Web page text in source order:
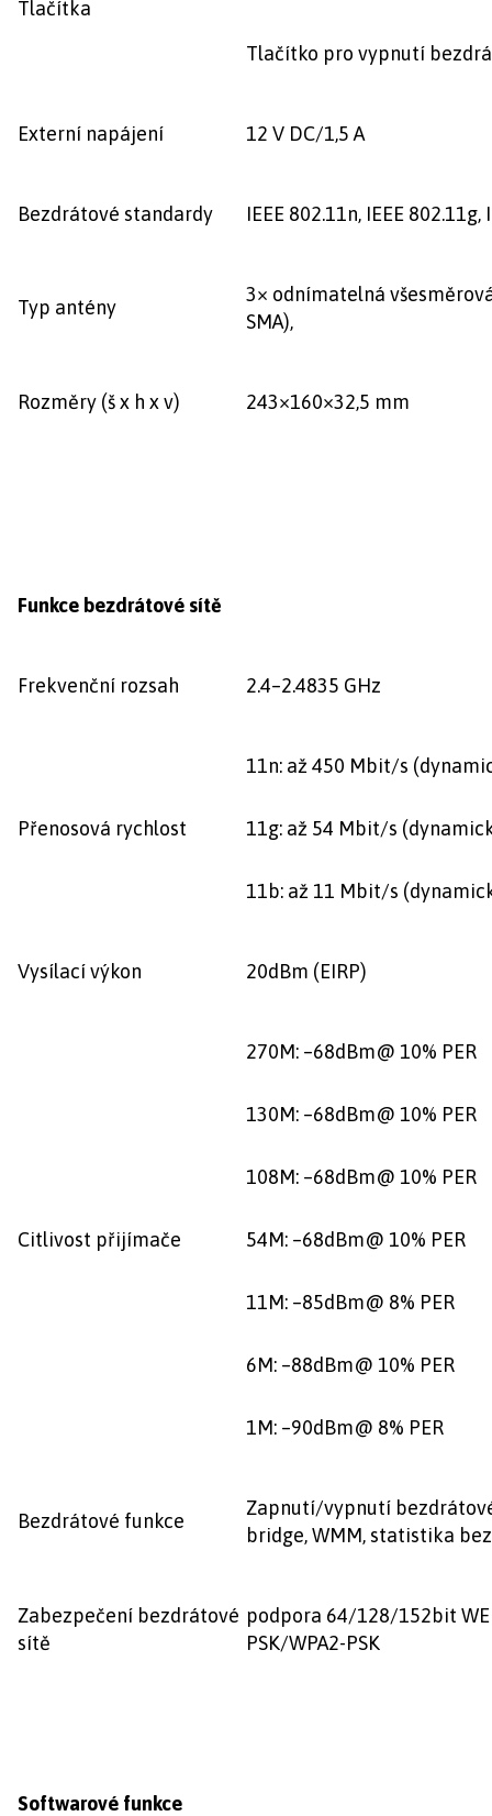
Tlačítka
Tlačítko pro vypnutí
Externí napájení 12 V DC/1,5 A
Bezdrátové standardy IEEE 802.11n, IEEE 802.11g,
Typ antény
3× odnímatelná
SMA),
Rozměry (š x h x v) 243×160×32,5 mm
Funkce bezdrátové sítě
Frekvenční rozsah 2.4–2.4835 GHz
Přenosová rychlost
11n: až 450 Mbit/s
11g: až 54 Mbit/s
11b: až 11 Mbit/s
Vysílací výkon 20dBm (EIRP)
Citlivost přijímače
270M: –68dBm@ 10% PER
130M: –68dBm@ 10% PER
108M: –68dBm@ 10% PER
54M: –68dBm@ 10% PER
11M: –85dBm@ 8% PER
6M: –88dBm@ 10% PER
1M: –90dBm@ 8% PER
Bezdrátové funkce
Zapnutí/vypnutí
bridge, WMM, statistika
Zabezpečení bezdrátové
sítě
podpora 64/128/152bit
PSK/WPA2-PSK
Softwarové funkce